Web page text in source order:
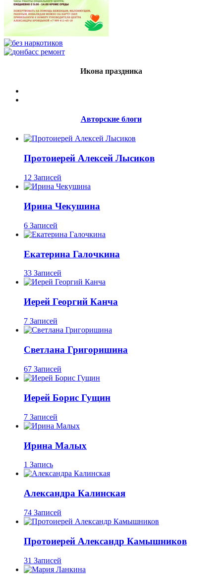
Икона праздника
Авторские блоги
Протоиерей Алексей Лысиков
12 Записей
Ирина Чекушина
6 Записей
Екатерина Галочкина
33 Записей
Иерей Георгий Канча
7 Записей
Светлана Григоришина
67 Записей
Иерей Борис Гущин
7 Записей
Ирина Малых
1 Запись
Александра Калинская
74 Записей
Протоиерей Александр Камышников
31 Записей